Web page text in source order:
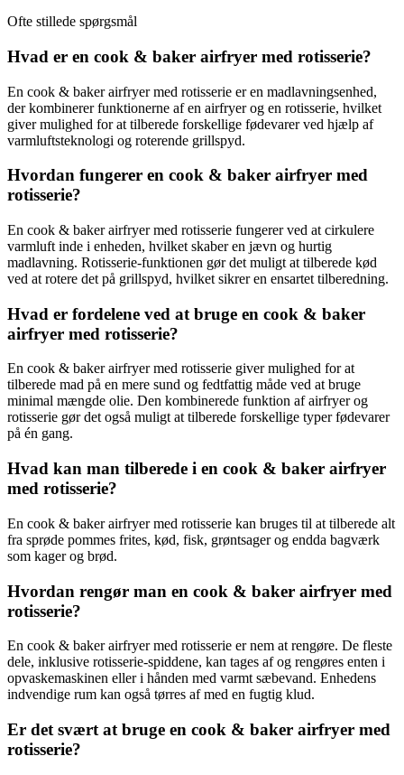
Ofte stillede spørgsmål
Hvad er en cook & baker airfryer med rotisserie?
En cook & baker airfryer med rotisserie er en madlavningsenhed,
der kombinerer funktionerne af en airfryer og en rotisserie, hvilket
giver mulighed for at tilberede forskellige fødevarer ved hjælp af
varmluftsteknologi og roterende grillspyd.
Hvordan fungerer en cook & baker airfryer med
rotisserie?
En cook & baker airfryer med rotisserie fungerer ved at cirkulere
varmluft inde i enheden, hvilket skaber en jævn og hurtig
madlavning. Rotisserie-funktionen gør det muligt at tilberede kød
ved at rotere det på grillspyd, hvilket sikrer en ensartet tilberedning.
Hvad er fordelene ved at bruge en cook & baker
airfryer med rotisserie?
En cook & baker airfryer med rotisserie giver mulighed for at
tilberede mad på en mere sund og fedtfattig måde ved at bruge
minimal mængde olie. Den kombinerede funktion af airfryer og
rotisserie gør det også muligt at tilberede forskellige typer fødevarer
på én gang.
Hvad kan man tilberede i en cook & baker airfryer
med rotisserie?
En cook & baker airfryer med rotisserie kan bruges til at tilberede alt
fra sprøde pommes frites, kød, fisk, grøntsager og endda bagværk
som kager og brød.
Hvordan rengør man en cook & baker airfryer med
rotisserie?
En cook & baker airfryer med rotisserie er nem at rengøre. De fleste
dele, inklusive rotisserie-spiddene, kan tages af og rengøres enten i
opvaskemaskinen eller i hånden med varmt sæbevand. Enhedens
indvendige rum kan også tørres af med en fugtig klud.
Er det svært at bruge en cook & baker airfryer med
rotisserie?